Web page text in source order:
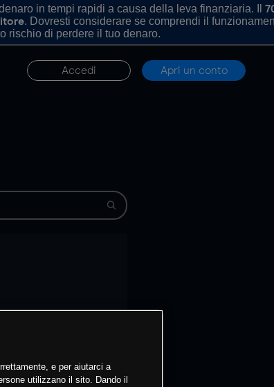
in tempi rapidi a causa della leva finanziaria. Il
. Dovresti considerare se comprendi il
rischio di perdere il tuo denaro.
Accedi Apri un conto
e per aiutarci a
utilizzano il sito. Dando il